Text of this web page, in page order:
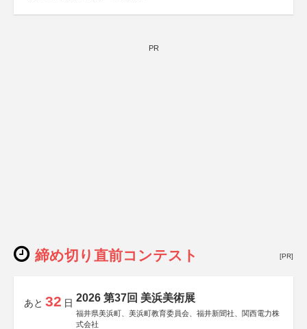
PR
締め切り直前コンテスト [PR]
あと 32 日 2026 第37回 美浜美術展
福井県美浜町、美浜町教育委員会、福井新聞社、関西電力株
式会社